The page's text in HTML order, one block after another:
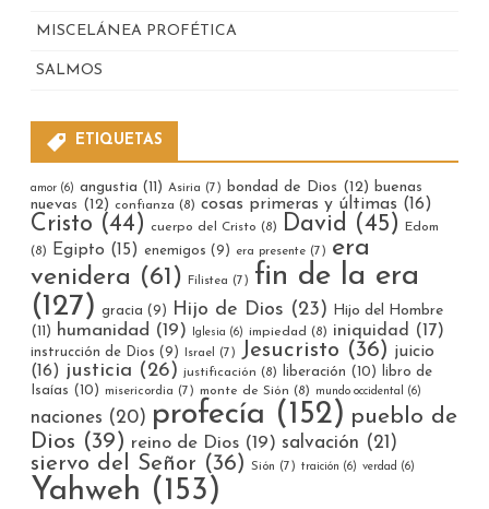
MISCELÁNEA PROFÉTICA
SALMOS
ETIQUETAS
amor (6) angustia (11) Asiria (7) bondad de Dios (12) buenas
nuevas (12) confianza (8) cosas primeras y últimas (16)
Cristo (44) cuerpo del Cristo (8) David (45)
Edom
(8) Egipto (15) enemigos (9) era presente (7) era
venidera (61) Filistea (7) fin de la era
(127) gracia (9) Hijo de Dios (23)
Hijo del Hombre
(11)
humanidad (19) Iglesia (6) impiedad (8) iniquidad (17)
instrucción de Dios (9) Israel (7) Jesucristo (36) juicio
(16) justicia (26) justificación (8) liberación (10)
libro de
Isaías (10) misericordia (7) monte de Sión (8) mundo occidental (6)
naciones (20) profecía (152) pueblo de
Dios (39) reino de Dios (19) salvación (21)
siervo del Señor (36) Sión (7) traición (6) verdad (6)
Yahweh (153)